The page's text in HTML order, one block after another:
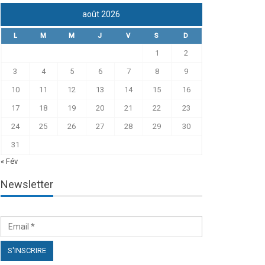
août 2026
L M M J V S D
1 2
3 4 5 6 7 8 9
10 11 12 13 14 15 16
17 18 19 20 21 22 23
24 25 26 27 28 29 30
31
« Fév
Newsletter